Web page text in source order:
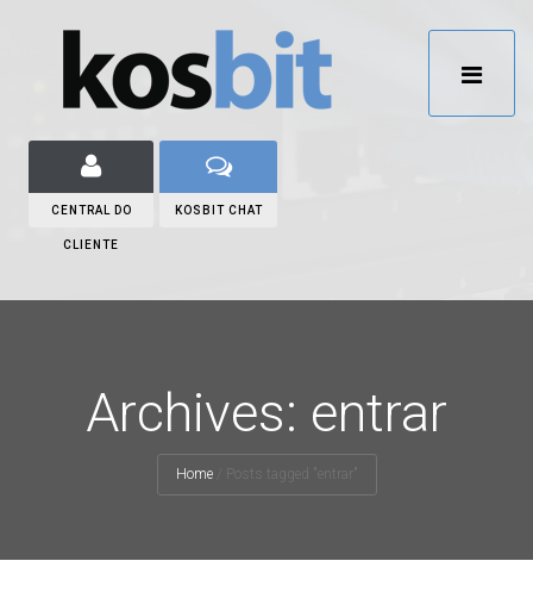
CENTRAL DO
CLIENTE
KOSBIT CHAT
Archives: entrar
Home Posts tagged "entrar"